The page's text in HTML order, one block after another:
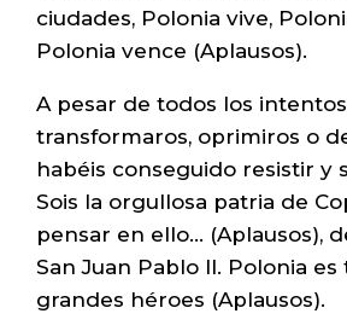
ciudades, Polonia vive,
Polonia vence (Aplausos).
A pesar de todos los
transformaros, oprimiros o
habéis conseguido resistir y
Sois la orgullosa patria de
pensar en ello… (Aplausos),
San Juan Pablo II. Polonia es
grandes héroes (Aplausos).